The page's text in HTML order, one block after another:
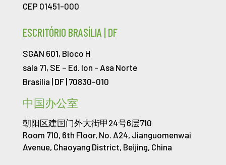
CEP 01451-000
ESCRITÓRIO BRASÍLIA | DF
SGAN 601, Bloco H
sala 71, SE – Ed. Ion - Asa Norte
Brasília | DF | 70830-010
中国办公室
朝阳区建国门外大街甲24号6层710
Room 710, 6th Floor, No. A24, Jianguomenwai
Avenue, Chaoyang District, Beijing, China